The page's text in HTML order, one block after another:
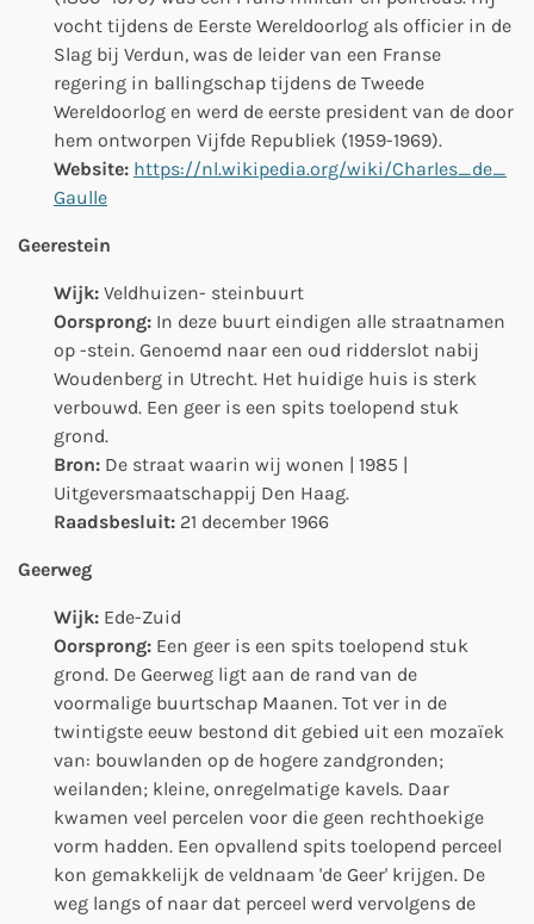
vocht tijdens de Eerste Wereldoorlog als officier in de
Slag bij Verdun, was de leider van een Franse
regering in ballingschap tijdens de Tweede
Wereldoorlog en werd de eerste president van de door
hem ontworpen Vijfde Republiek (1959-1969).
Website: https://nl.wikipedia.org/wiki/Charles_de_
Gaulle
Geerestein
Wijk: Veldhuizen- steinbuurt
Oorsprong: In deze buurt eindigen alle straatnamen
op -stein. Genoemd naar een oud ridderslot nabij
Woudenberg in Utrecht. Het huidige huis is sterk
verbouwd. Een geer is een spits toelopend stuk
grond.
Bron: De straat waarin wij wonen | 1985 |
Uitgeversmaatschappij Den Haag.
Raadsbesluit: 21 december 1966
Geerweg
Wijk: Ede-Zuid
Oorsprong: Een geer is een spits toelopend stuk
grond. De Geerweg ligt aan de rand van de
voormalige buurtschap Maanen. Tot ver in de
twintigste eeuw bestond dit gebied uit een mozaïek
van: bouwlanden op de hogere zandgronden;
weilanden; kleine, onregelmatige kavels. Daar
kwamen veel percelen voor die geen rechthoekige
vorm hadden. Een opvallend spits toelopend perceel
kon gemakkelijk de veldnaam 'de Geer' krijgen. De
weg langs of naar dat perceel werd vervolgens de